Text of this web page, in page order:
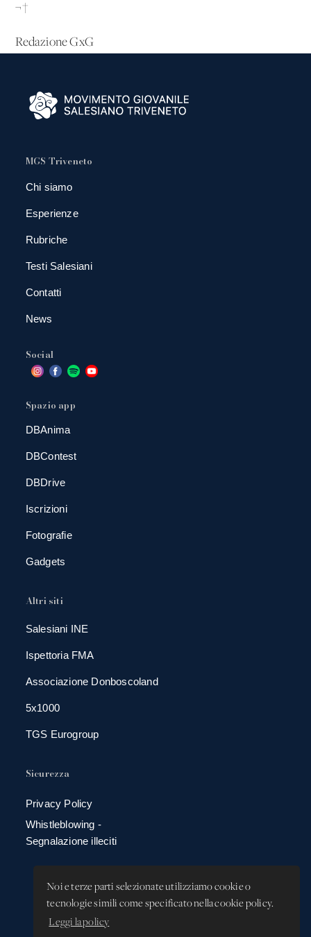
Noi e terze parti selezionate utilizziamo cookie o
tecnologie simili come specificato nella cookie policy.
Leggi la policy
¬†
Redazione GxG
MGS Triveneto
Chi siamo
Esperienze
Rubriche
Testi Salesiani
Contatti
News
Social
Spazio app
DBAnima
DBContest
DBDrive
Iscrizioni
Fotografie
Gadgets
Altri siti
Salesiani INE
Ispettoria FMA
Associazione Donboscoland
5x1000
TGS Eurogroup
Sicurezza
Privacy Policy
Whistleblowing -
Segnalazione illeciti